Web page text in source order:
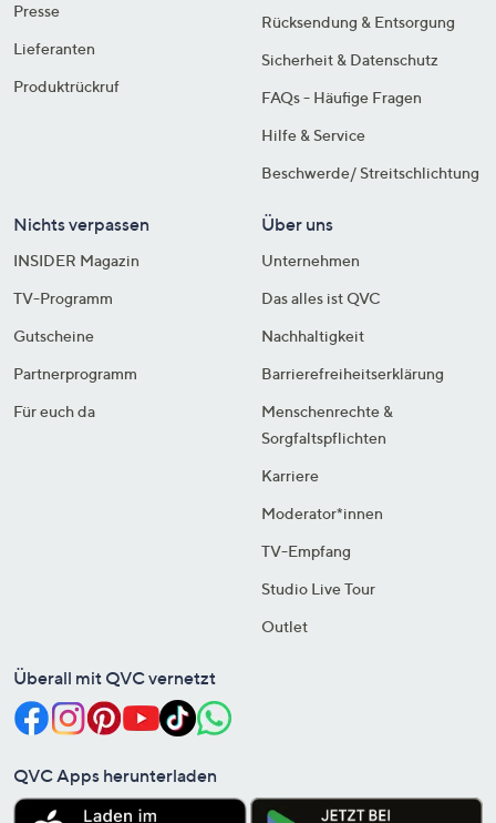
Presse
Lieferanten
Produktrückruf
Rücksendung & Entsorgung
Sicherheit & Datenschutz
FAQs - Häufige Fragen
Hilfe & Service
Beschwerde/ Streitschlichtung
Nichts verpassen
INSIDER Magazin
TV-Programm
Gutscheine
Partnerprogramm
Für euch da
Über uns
Unternehmen
Das alles ist QVC
Nachhaltigkeit
Barrierefreiheitserklärung
Menschenrechte &
Sorgfaltspflichten
Karriere
Moderator*innen
TV-Empfang
Studio Live Tour
Outlet
Überall mit QVC vernetzt
QVC Apps herunterladen